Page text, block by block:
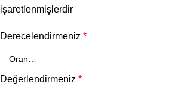
işaretlenmişlerdir
Derecelendirmeniz *
Değerlendirmeniz *